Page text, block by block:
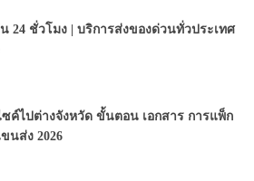
24 ชั่วโมง | บริการส่งของด่วนทั่วประเทศ
ซค์ไปต่างจังหวัด ขั้นตอน เอกสาร การแพ็ก
นส่ง 2026